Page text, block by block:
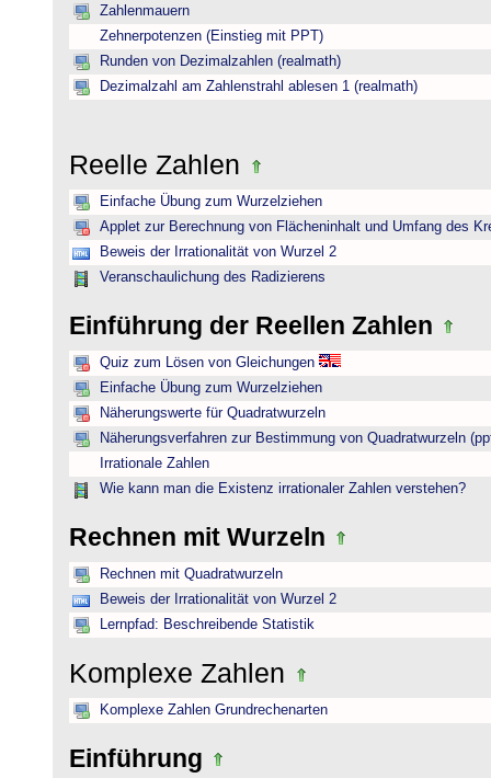
Zahlenmauern
Zehnerpotenzen (Einstieg mit PPT)
Runden von Dezimalzahlen (realmath)
Dezimalzahl am Zahlenstrahl ablesen 1 (realmath)
Reelle Zahlen
Einfache Übung zum Wurzelziehen
Applet zur Berechnung von Flächeninhalt und Umfang des
Beweis der Irrationalität von Wurzel 2
Veranschaulichung des Radizierens
Einführung der Reellen Zahlen
Quiz zum Lösen von Gleichungen
Einfache Übung zum Wurzelziehen
Näherungswerte für Quadratwurzeln
Näherungsverfahren zur Bestimmung von Quadratwurzeln
Irrationale Zahlen
Wie kann man die Existenz irrationaler Zahlen verstehen?
Rechnen mit Wurzeln
Rechnen mit Quadratwurzeln
Beweis der Irrationalität von Wurzel 2
Lernpfad: Beschreibende Statistik
Komplexe Zahlen
Komplexe Zahlen Grundrechenarten
Einführung